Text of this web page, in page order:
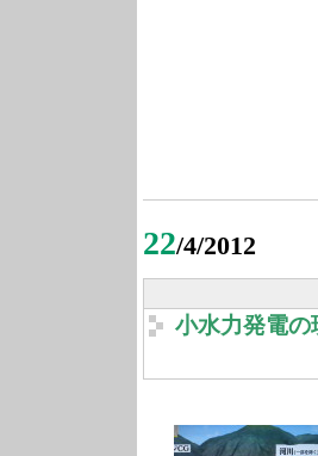
22/4/2012
小水力発電の